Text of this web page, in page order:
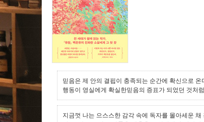
믿음은 제 안의 결핍이 충족되는 순간에 확신으로
행동이 영실에게 확실한믿음의 증표가 되었던 것처
지금껏 나는 으스스한 감각 속에 독자를 몰아세운